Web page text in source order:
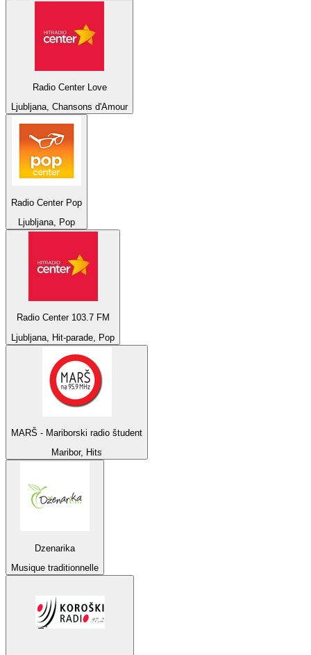
Radio Center Love
Ljubljana, Chansons d'Amour
Radio Center Pop
Ljubljana, Pop
Radio Center 103.7 FM
Ljubljana, Hit-parade, Pop
MARŠ - Mariborski radio študent
Maribor, Hits
Dzenarika
Musique traditionnelle